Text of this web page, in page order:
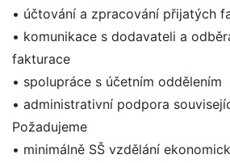
• účtování a zpracování přijatých
• komunikace s dodavateli a
fakturace
• spolupráce s účetním oddělením
• administrativní podpora
Požadujeme
• minimálně SŠ vzdělání